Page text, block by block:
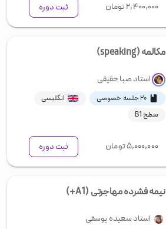
۲,۴۰۰,۰۰۰تومان ثبت دوره
مکالمه (speaking)
استادصبا حقیقی
۲۰ جلسه خصوصی
انگلیسی
سطح B1
۵,۰۰۰,۰۰۰تومان ثبت دوره
نیمه فشرده مهاجرتی (A1+)
استادسعیده یوسفی